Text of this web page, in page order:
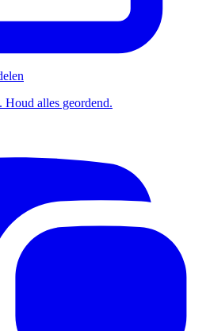
Houd alles geordend.